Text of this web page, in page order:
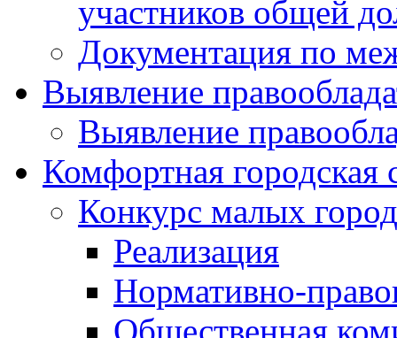
участников общей
Документация по
Выявление
Выявление
Комфортная городская
Конкурс малых
Реализация
Нормативно-
Общественная